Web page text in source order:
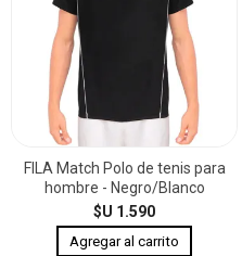
FILA Match Polo de tenis para
hombre - Negro/Blanco
$U 1.590